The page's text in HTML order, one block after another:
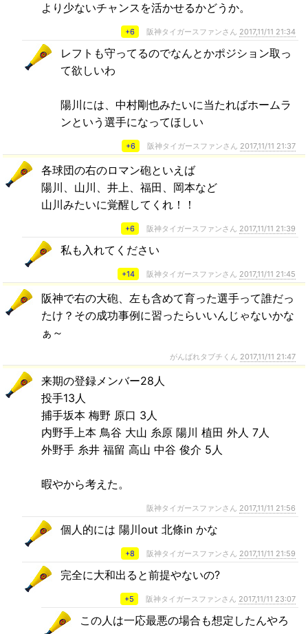
より少ないチャンスを活かせるかどうか。
+6 阪神タイガースファンさん 2017,11/11 21:34
レフトも守ってるのでなんとかポジション取っ
て欲しいわ
陽川には、中村剛也みたいに当たればホームラ
ンという選手になってほしい
+6 阪神タイガースファンさん 2017,11/11 21:37
各球団の右のロマン砲といえば
陽川、山川、井上、福田、岡本など
山川みたいに覚醒してくれ！！
+6 阪神タイガースファンさん 2017,11/11 21:39
私も入れてください
+14 阪神タイガースファンさん 2017,11/11 21:45
阪神で右の大砲、左も含めて育った選手って誰だっ
たけ？その成功事例に習ったらいいんじゃないかな
ぁ～
がんばれタブチくん 2017,11/11 21:47
来期の登録メンバー28人
投手13人
捕手坂本 梅野 原口 3人
内野手上本 鳥谷 大山 糸原 陽川 植田 外人 7人
外野手 糸井 福留 高山 中谷 俊介 5人
暇やから考えた。
阪神タイガースファンさん 2017,11/11 21:56
個人的には 陽川out 北條in かな
+8 阪神タイガースファンさん 2017,11/11 21:59
完全に大和出ると前提やないの?
+5 阪神タイガースファンさん 2017,11/11 23:07
この人は一応最悪の場合も想定したんやろ